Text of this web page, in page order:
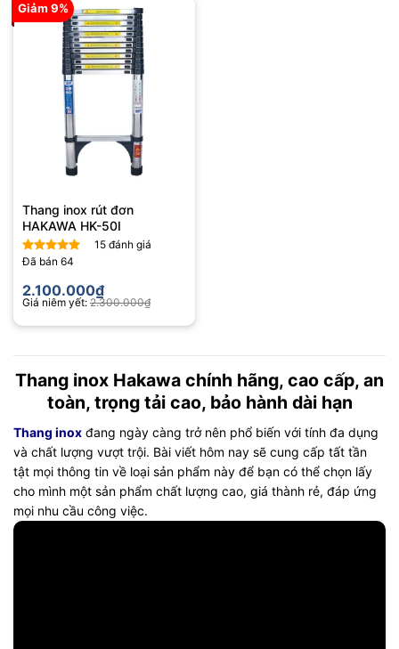
Giảm 9%
Thang inox rút đơn
HAKAWA HK-50I
Được xếp
5 sao
15đánh giá
Đã bán 64
2.100.000₫
Giá niêm yết: 2.300.000₫
Thang inox Hakawa chính hãng, cao cấp, an
toàn, trọng tải cao, bảo hành dài hạn
Thang inox đang ngày càng trở nên phổ biến với tính đa dụng
và chất lượng vượt trội. Bài viết hôm nay sẽ cung cấp tất tần
tật mọi thông tin về loại sản phẩm này để bạn có thể chọn lấy
cho mình một sản phẩm chất lượng cao, giá thành rẻ, đáp ứng
mọi nhu cầu công việc.